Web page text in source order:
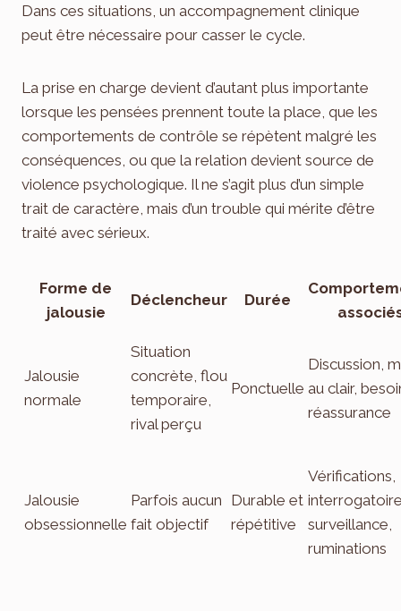
Dans ces situations, un accompagnement clinique
peut être nécessaire pour casser le cycle.
La prise en charge devient d’autant plus importante
lorsque les pensées prennent toute la place, que les
comportements de contrôle se répètent malgré les
conséquences, ou que la relation devient source de
violence psychologique. Il ne s’agit plus d’un simple
trait de caractère, mais d’un trouble qui mérite d’être
traité avec sérieux.
Forme de
jalousie
Déclencheur Durée
Jalousie
normale
Situation
concrète, flou
temporaire,
rival perçu
Ponctuelle
Discussion,
au clair,
réassurance
Jalousie
obsessionnelle
Parfois aucun
fait objectif
Durable et
répétitive
Vérifications,
surveillance,
ruminations